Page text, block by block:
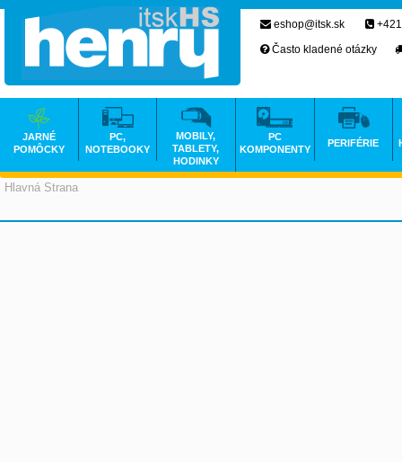
Hlavná Strana
eshop@itsk.sk
Často kladené otázky
JARNÉ
POMÔCKY
PC,
NOTEBOOKY
MOBILY,
TABLETY,
HODINKY
PC
KOMPONENTY
PERIFÉRIE